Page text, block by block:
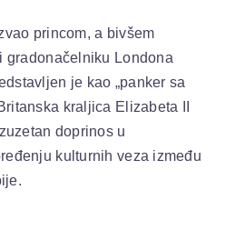
princom, a bivšem
gradonačelniku Londona
je kao „panker sa
kraljica Elizabeta II
doprinos u
kulturnih veza između